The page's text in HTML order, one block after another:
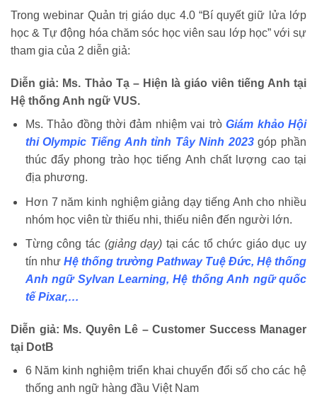
Trong webinar Quản trị giáo dục 4.0 “Bí quyết giữ lửa lớp
học & Tự động hóa chăm sóc học viên sau lớp học” với sự
tham gia của 2 diễn giả:
Diễn giả: Ms. Thảo Tạ – Hiện là giáo viên tiếng Anh tại
Hệ thống Anh ngữ VUS.
Ms. Thảo đồng thời đảm nhiệm vai tròGiám khảo Hội
thi Olympic Tiếng Anh tỉnh Tây Ninh 2023góp phần
thúc đẩy phong trào học tiếng Anh chất lượng cao tại
địa phương.
Hơn 7 năm kinh nghiệm giảng dạy tiếng Anh cho nhiều
nhóm học viên từ thiếu nhi, thiếu niên đến người lớn.
Từng công tác (giảng dạy) tại các tổ chức giáo dục uy
tín như Hệ thống trường Pathway Tuệ Đức, Hệ thống
Anh ngữ Sylvan Learning, Hệ thống Anh ngữ quốc
tế Pixar,…
Diễn giả: Ms. Quyên Lê – Customer Success Manager
tại DotB
6 Năm kinh nghiệm triển khai chuyển đổi số cho các hệ
thống anh ngữ hàng đầu Việt Nam